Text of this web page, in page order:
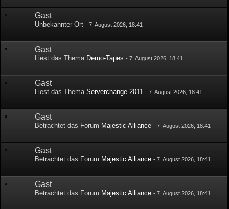
Gast
Unbekannter Ort-7. August 2026, 18:41
Gast
Liest das Thema Demo-Tapes -7. August 2026, 18:41
Gast
Liest das ThemaServerchange 2011 -7. August 2026, 18:41
Gast
Betrachtet das Forum Majestic Alliance -7. August 2026, 18:41
Gast
Betrachtet das Forum Majestic Alliance -7. August 2026, 18:41
Gast
Betrachtet das Forum Majestic Alliance -7. August 2026, 18:41